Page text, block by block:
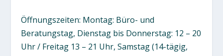
Öffnungszeiten: Montag: Büro- und
Beratungstag, Dienstag bis Donnerstag: 12 – 20
Uhr / Freitag 13 – 21 Uhr, Samstag (14-tägig,